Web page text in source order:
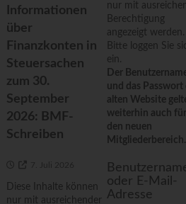
Informationen
über
Finanzkonten in
Steuersachen
zum 30.
September
2026: BMF-
Schreiben
Diese Inhalte können
nur mit ausreichender
nur mit
Berechtigung
angezeigt werden.
Bitte loggen Sie
ein.
Der
und das Passwort
alten Website
weiterhin auch für
den neuen
Mitgliederbereich.
oder E-Mail-
Adresse